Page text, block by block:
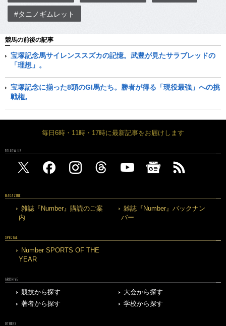
#タニノギムレット
競馬の前後の記事
宝塚記念馬サイレンススズカの記憶。武豊が見たサラブレッドの
「理想」。
宝塚記念に揃った8頭のGI馬たち。勝者が得る「現役最強」への挑
戦権。
毎日6時・11時・17時に最新記事をお届けします
FOLLOW US
MAGAZINE
雑誌『Number』購読のご案
内
雑誌『Number』バックナン
バー
SPECIAL
Number SPORTS OF THE
YEAR
ARCHIVE
競技から探す
大会から探す
著者から探す
学校から探す
OTHERS